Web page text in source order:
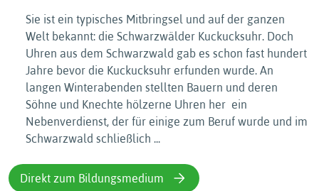
Sie ist ein typisches Mitbringsel und auf der ganzen
Welt bekannt: die Schwarzwälder Kuckucksuhr. Doch
Uhren aus dem Schwarzwald gab es schon fast hundert
Jahre bevor die Kuckucksuhr erfunden wurde. An
langen Winterabenden stellten Bauern und deren
Söhne und Knechte hölzerne Uhren her  ein
Nebenverdienst, der für einige zum Beruf wurde und im
Schwarzwald schließlich ...
Direkt zum Bildungsmedium